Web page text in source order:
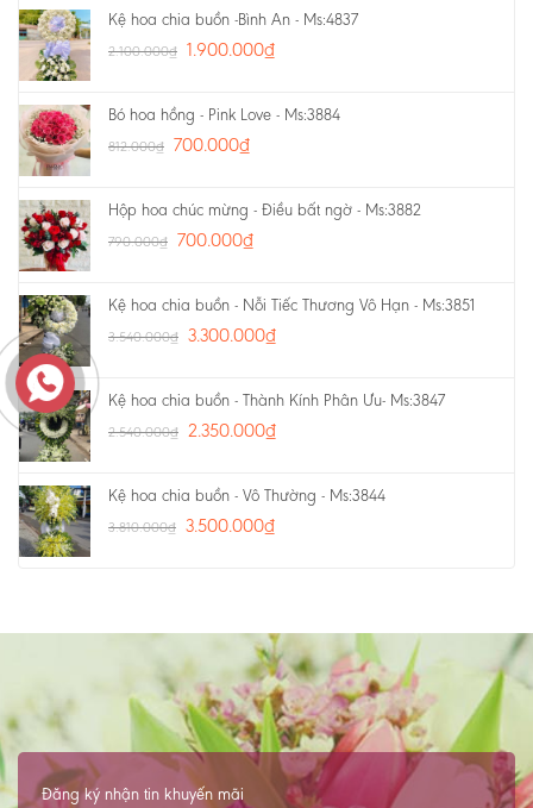
Kệ hoa chia buồn -Bình An - Ms:4837
2.100.000₫ 1.900.000₫
Bó hoa hồng - Pink Love - Ms:3884
812.000₫ 700.000₫
Hộp hoa chúc mừng - Điều bất ngờ - Ms:3882
790.000₫ 700.000₫
Kệ hoa chia buồn - Nỗi Tiếc Thương Vô Hạn - Ms:3851
3.540.000₫ 3.300.000₫
Kệ hoa chia buồn - Thành Kính Phân Ưu- Ms:3847
2.540.000₫ 2.350.000₫
Kệ hoa chia buồn - Vô Thường - Ms:3844
3.810.000₫ 3.500.000₫
Đăng ký nhận tin khuyến mãi